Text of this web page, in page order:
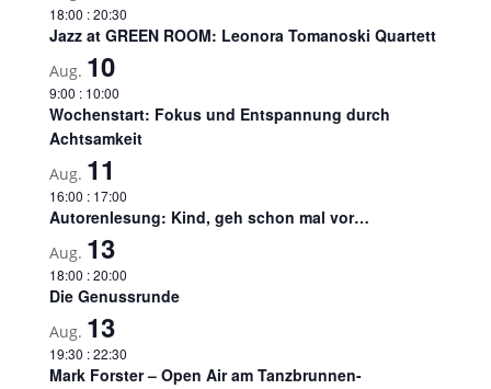
18:00 :20:30
Jazz at GREEN ROOM: Leonora Tomanoski Quartett
Aug. 10
9:00 : 10:00
Wochenstart: Fokus und Entspannung durch
Achtsamkeit
Aug. 11
16:00 : 17:00
Autorenlesung: Kind, geh schon mal vor…
Aug. 13
18:00 :20:00
Die Genussrunde
Aug. 13
19:30 :22:30
Mark Forster – Open Air am Tanzbrunnen-